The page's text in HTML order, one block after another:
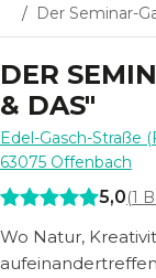
Der Seminar-
DER
& DAS"
Edel-Gasch-Straße
63075 Offenbach
5,0(1
Wo Natur,